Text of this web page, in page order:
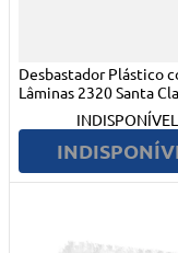
Desbastador Plástico
Lâminas 2320 Santa
INDISPONÍVEL